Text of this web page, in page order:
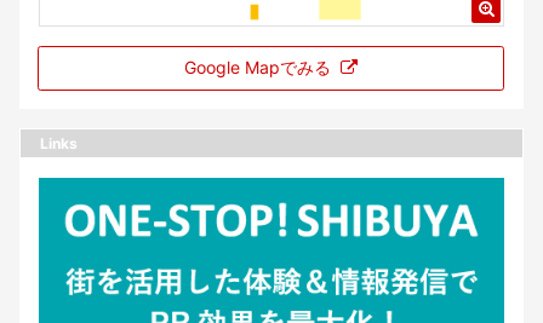
Google Mapでみる
Links